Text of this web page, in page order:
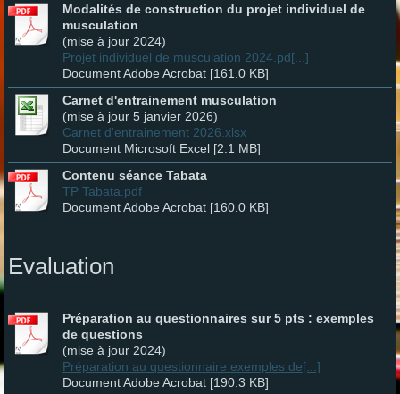
Modalités de construction du projet individuel de
musculation
(mise à jour 2024)
Projet individuel de musculation 2024.pd[...]
Document Adobe Acrobat [161.0 KB]
Carnet d'entrainement musculation
(mise à jour 5 janvier 2026)
Carnet d'entrainement 2026.xlsx
Document Microsoft Excel [2.1 MB]
Contenu séance Tabata
TP Tabata.pdf
Document Adobe Acrobat [160.0 KB]
Evaluation
Préparation au questionnaires sur 5 pts : exemples
de questions
(mise à jour 2024)
Préparation au questionnaire exemples de[...]
Document Adobe Acrobat [190.3 KB]